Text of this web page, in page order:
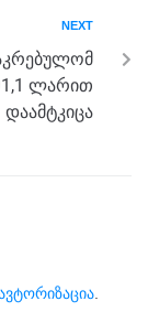
NEXT
ლარით
დაამტკიცა
.